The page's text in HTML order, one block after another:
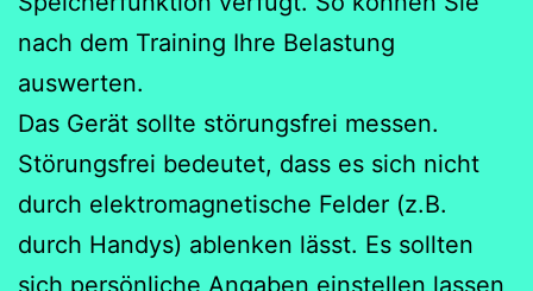
nach dem Training Ihre Belastung
auswerten.
Das Gerät sollte störungsfrei messen.
Störungsfrei bedeutet, dass es sich nicht
durch elektromagnetische Felder (z.B.
durch Handys) ablenken lässt. Es sollten
sich persönliche Angaben einstellen lassen